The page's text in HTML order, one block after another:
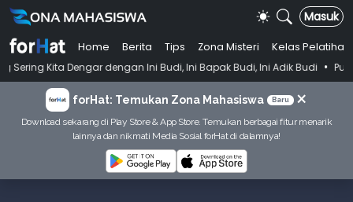
Masuk
Home Berita Tips Zona Misteri
Kelas Pelatihan
dengan Ini Budi, Ini Bapak Budi, Ini Adik Budi • Punya Tujuan
forHat: Temukan Zona Mahasiswa Baru ×
Download sekarang di Play Store & App Store. Temukan berbagai fitur menarik
lainnya dan nikmati Media Sosial forHat di dalamnya!